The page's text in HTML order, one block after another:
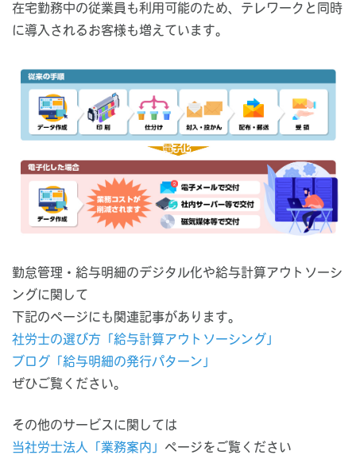
在宅勤務中の従業員も利用可能のため、テレワークと同時
に導入されるお客様も増えています。
勤怠管理・給与明細のデジタル化や給与計算アウトソーシ
ングに関して
下記のページにも関連記事があります。
社労士の選び方「給与計算アウトソーシング」
ブログ「給与明細の発行パターン」
ぜひご覧ください。
その他のサービスに関しては
当社労士法人「業務案内」 ページをご覧ください